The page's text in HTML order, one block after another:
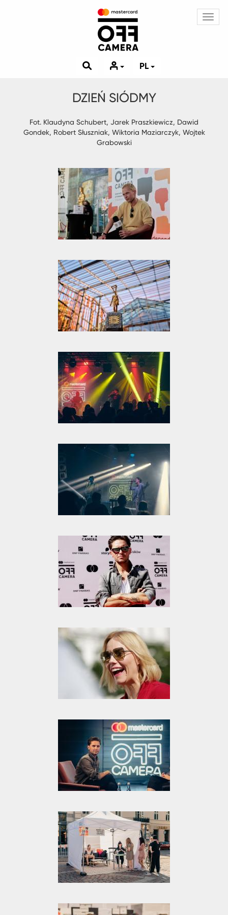
PL
DZIEŃ SIÓDMY
Fot. Klaudyna Schubert, Jarek Praszkiewicz, Dawid
Gondek, Robert Słuszniak, Wiktoria Maziarczyk, Wojtek
Grabowski